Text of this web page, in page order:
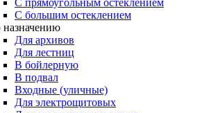
С прямоугольным остеклением
С большим остеклением
Для архивов
Для лестниц
В бойлерную
В подвал
Входные (уличные)
Для электрощитовых